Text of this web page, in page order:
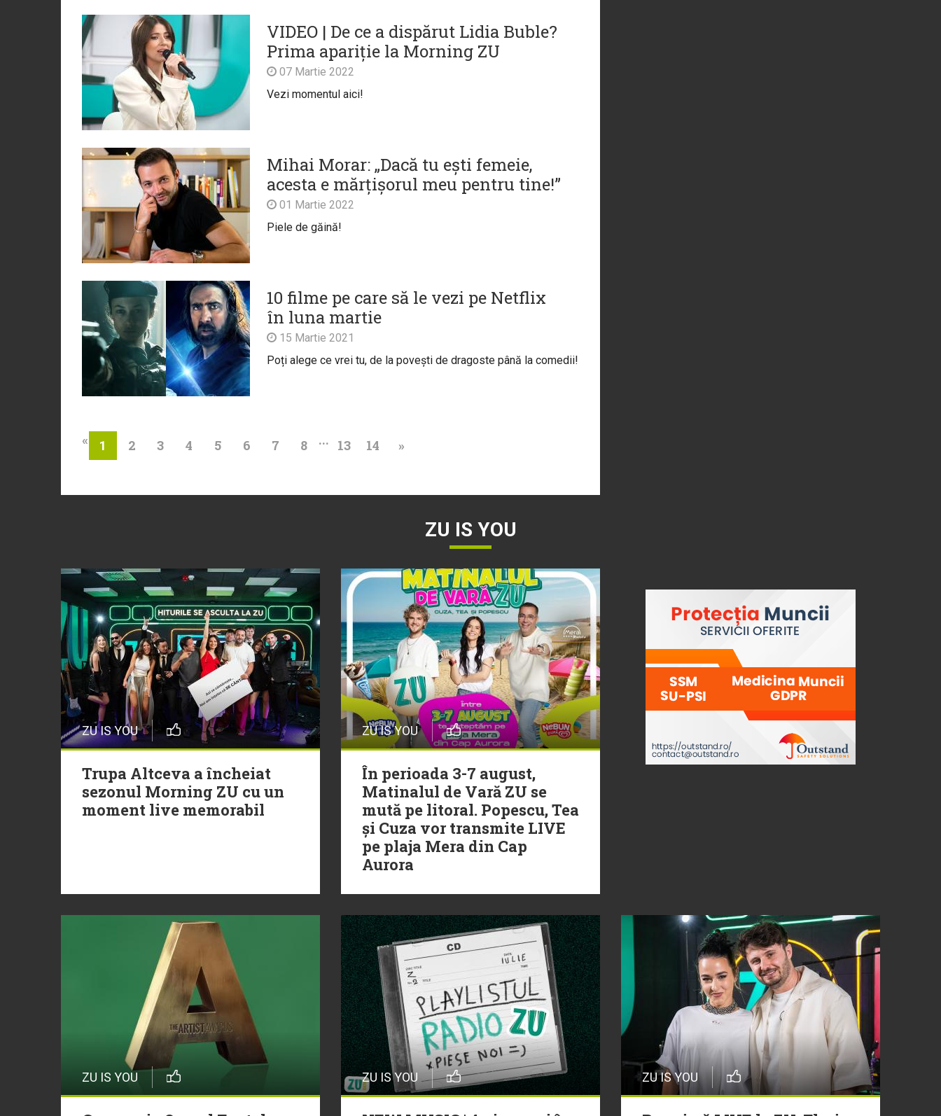
VIDEO | De ce a dispărut Lidia Buble?
Prima apariție la Morning ZU
07 Martie 2022
Vezi momentul aici!
Mihai Morar: „Dacă tu ești femeie,
acesta e mărțișorul meu pentru tine!”
01 Martie 2022
Piele de găină!
10 filme pe care să le vezi pe Netflix
în luna martie
15 Martie 2021
Poți alege ce vrei tu, de la povești de dragoste până la comedii!
« 1 2 3 4 5 6 7 8 ... 13 14 »
ZU IS YOU
ZU IS YOU
Trupa Altceva a încheiat
sezonul Morning ZU cu un
moment live memorabil
ZU IS YOU
În perioada 3-7 august,
Matinalul de Vară ZU se
mută pe litoral. Popescu, Tea
și Cuza vor transmite LIVE
pe plaja Mera din Cap
Aurora
ZU IS YOU ZU IS YOU ZU IS YOU